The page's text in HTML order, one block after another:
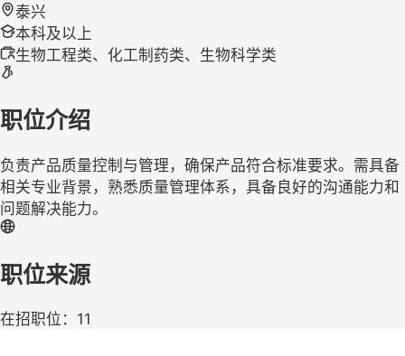
泰兴
本科及以上
生物工程类、化工制药类、生物科学类
职位介绍
负责产品质量控制与管理，确保产品符合标准要求。需具备
相关专业背景，熟悉质量管理体系，具备良好的沟通能力和
问题解决能力。
职位来源
在招职位：11